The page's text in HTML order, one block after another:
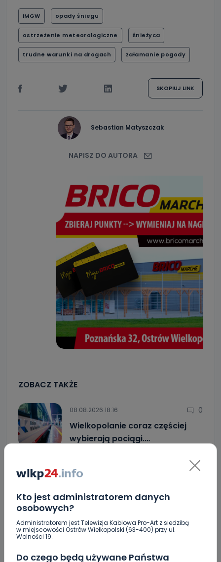
Kto jest administratorem danych
osobowych?
Administratorem jest Telewizja Kablowa Pro-Art z siedzibą
w miejscowości Ostrów Wielkopolski (63-400) przy ul.
Wolności 19.
Do czego będą używane Państwa
IMGW opady śniegu
ostrzeżenie meteorologiczne śnieżyca
trudne warunki na drogach załamanie pogody
SKOPIUJ LINK
Sebastian Matyszczak
NAPISZ DO AUTORA
ZOBACZ TAKŻE
08.08.2026 18:16 0
Wielkopolanie coraz częściej
wybierają pociągi.…
08.08.2026 15:11 0
08.08.2026 12:08